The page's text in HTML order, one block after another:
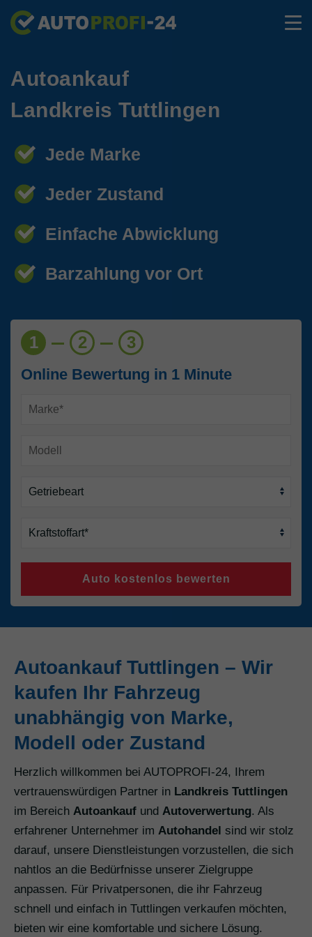
Autoankauf
Landkreis Tuttlingen
Jede Marke
Jeder Zustand
Einfache Abwicklung
Barzahlung vor Ort
1 2 3
Online Bewertung in 1 Minute
Auto kostenlos bewerten
Autoankauf Tuttlingen – Wir
kaufen Ihr Fahrzeug
unabhängig von Marke,
Modell oder Zustand
Herzlich willkommen bei AUTOPROFI-24, Ihrem
vertrauenswürdigen Partner in Landkreis Tuttlingen
im Bereich Autoankauf und Autoverwertung. Als
erfahrener Unternehmer im Autohandel sind wir stolz
darauf, unsere Dienstleistungen vorzustellen, die sich
nahtlos an die Bedürfnisse unserer Zielgruppe
anpassen. Für Privatpersonen, die ihr Fahrzeug
schnell und einfach in Tuttlingen verkaufen möchten,
bieten wir eine komfortable und sichere Lösung.